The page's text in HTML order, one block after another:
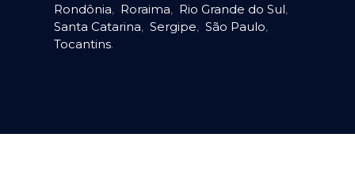
Rondônia, Roraima, Rio Grande do Sul,
Santa Catarina, Sergipe, São Paulo,
Tocantins.